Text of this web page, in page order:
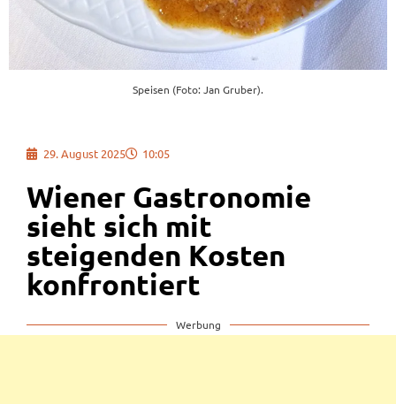
Speisen (Foto: Jan Gruber).
29. August 2025 10:05
Wiener Gastronomie
sieht sich mit
steigenden Kosten
konfrontiert
Werbung